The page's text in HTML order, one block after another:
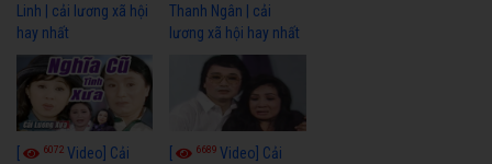
Linh | cải lương xã hội
hay nhất
Thanh Ngân | cải
lương xã hội hay nhất
6072 Video] Cải
6689Video] Cải